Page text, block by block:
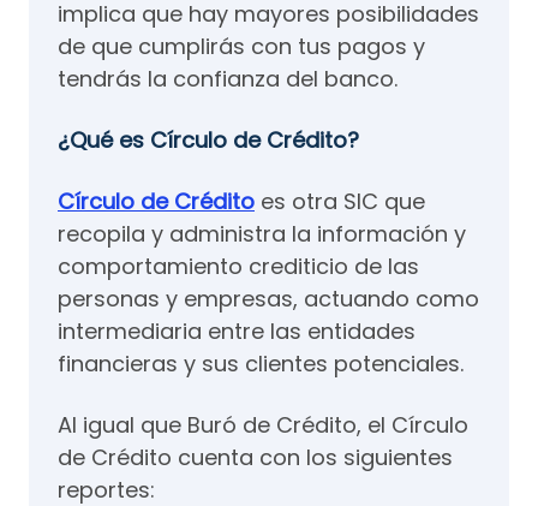
implica que hay mayores posibilidades
de que cumplirás con tus pagos y
tendrás la confianza del banco.
¿Qué es Círculo de Crédito?
Círculo de Crédito es otra SIC que
recopila y administra la información y
comportamiento crediticio de las
personas y empresas, actuando como
intermediaria entre las entidades
financieras y sus clientes potenciales.
Al igual que Buró de Crédito, el Círculo
de Crédito cuenta con los siguientes
reportes: